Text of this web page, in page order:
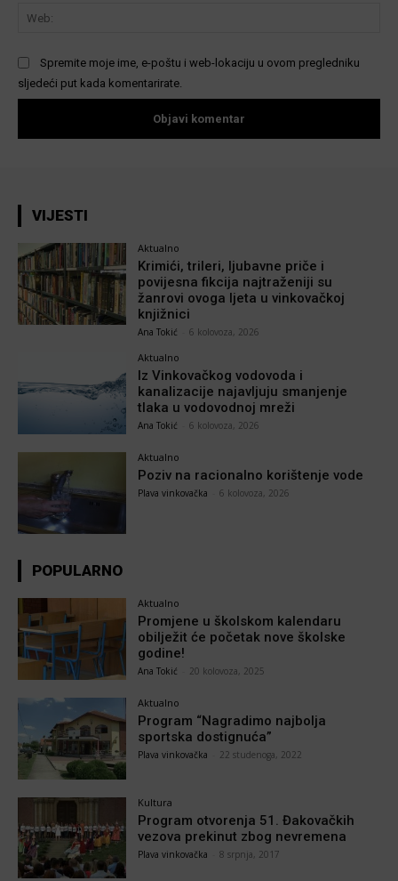
Spremite moje ime, e-poštu i web-lokaciju u ovom pregledniku
sljedeći put kada komentarirate.
VIJESTI
Aktualno
Krimići, trileri, ljubavne priče i
povijesna fikcija najtraženiji su
žanrovi ovoga ljeta u vinkovačkoj
knjižnici
Ana Tokić 6 kolovoza, 2026
Aktualno
Iz Vinkovačkog vodovoda i
kanalizacije najavljuju smanjenje
tlaka u vodovodnoj mreži
Ana Tokić 6 kolovoza, 2026
Aktualno
Poziv na racionalno korištenje vode
Plava vinkovačka 6 kolovoza, 2026
POPULARNO
Aktualno
Promjene u školskom kalendaru
obilježit će početak nove školske
godine!
Ana Tokić 20 kolovoza, 2025
Aktualno
Program “Nagradimo najbolja
sportska dostignuća”
Plava vinkovačka 22 studenoga, 2022
Kultura
Program otvorenja 51. Đakovačkih
vezova prekinut zbog nevremena
Plava vinkovačka 8 srpnja, 2017